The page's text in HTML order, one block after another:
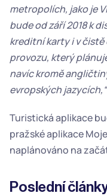
metropolích, jako je
bude od září 2018 k
kreditní karty i v
provozu, který
navíc kromě
evropských jazycích,“
Turistická aplikace
pražské aplikace
naplánováno na
Poslední